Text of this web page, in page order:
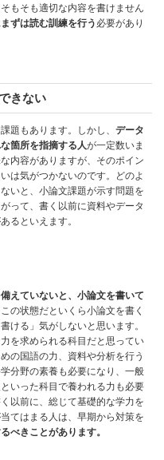
もそも適切な内容を書けません
ずは読む訓練を行う 必要があり
きない
題もあります。しかし、 データ
箇所を指摘する人が一定数いま
内容がありますが、そのポイン
は気がつかないのです。どのよ
いと、小論文課題が示す問題を
って、書く以前に資料やデータ
るといえます。
えていないと、小論文を書いて
の状態だといくら小論文を書く
ける」気がしないと思います。
を求められる科目だと思ってい
の国語の力、資料や分析を行う
分野の素養も必要になり、一般
いった科目で養われる力も必要
以前に、総じて基礎的な学力を
てはまる人は、早期から対策を
べきことがあります。